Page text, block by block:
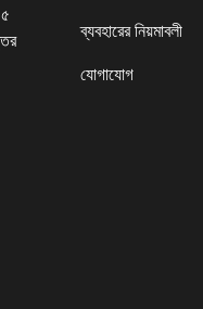
ব্যবহারের নিয়মাবলী
যোগাযোগ